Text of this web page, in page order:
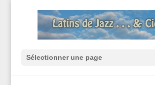
Sélectionner une page